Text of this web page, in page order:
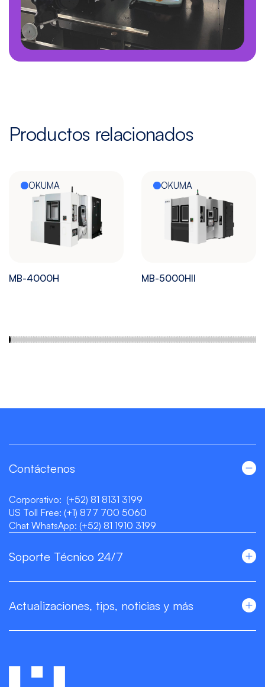
Productos relacionados
OKUMA
MB-4000H
OKUMA
MB-5000HII
Contáctenos
Corporativo: (+52) 81 8131 3199
US Toll Free: (+1) 877 700 5060
Chat WhatsApp: (+52) 81 1910 3199
Soporte Técnico 24/7
Actualizaciones, tips, noticias y más